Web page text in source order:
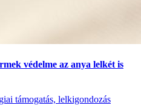
védelme az anya lelkét is
támogatás, lelkigondozás